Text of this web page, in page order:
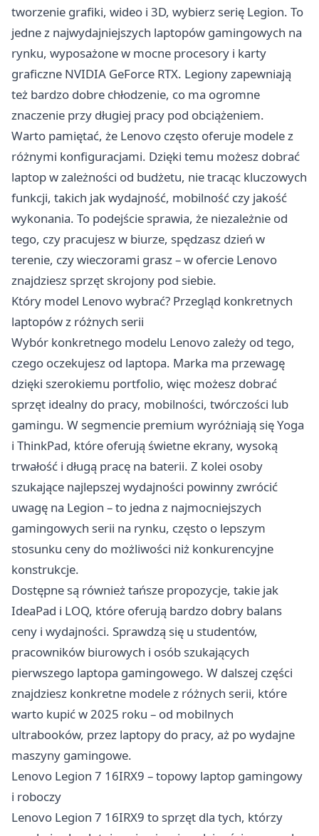
tworzenie grafiki, wideo i 3D, wybierz serię Legion. To
jedne z najwydajniejszych laptopów gamingowych na
rynku, wyposażone w mocne procesory i karty
graficzne NVIDIA GeForce RTX. Legiony zapewniają
też bardzo dobre chłodzenie, co ma ogromne
znaczenie przy długiej pracy pod obciążeniem.
Warto pamiętać, że Lenovo często oferuje modele z
różnymi konfiguracjami. Dzięki temu możesz dobrać
laptop w zależności od budżetu, nie tracąc kluczowych
funkcji, takich jak wydajność, mobilność czy jakość
wykonania. To podejście sprawia, że niezależnie od
tego, czy pracujesz w biurze, spędzasz dzień w
terenie, czy wieczorami grasz – w ofercie Lenovo
znajdziesz sprzęt skrojony pod siebie.
Który model Lenovo wybrać? Przegląd konkretnych
laptopów z różnych serii
Wybór konkretnego modelu Lenovo zależy od tego,
czego oczekujesz od laptopa. Marka ma przewagę
dzięki szerokiemu portfolio, więc możesz dobrać
sprzęt idealny do pracy, mobilności, twórczości lub
gamingu. W segmencie premium wyróżniają się Yoga
i ThinkPad, które oferują świetne ekrany, wysoką
trwałość i długą pracę na baterii. Z kolei osoby
szukające najlepszej wydajności powinny zwrócić
uwagę na Legion – to jedna z najmocniejszych
gamingowych serii na rynku, często o lepszym
stosunku ceny do możliwości niż konkurencyjne
konstrukcje.
Dostępne są również tańsze propozycje, takie jak
IdeaPad i LOQ, które oferują bardzo dobry balans
ceny i wydajności. Sprawdzą się u studentów,
pracowników biurowych i osób szukających
pierwszego laptopa gamingowego. W dalszej części
znajdziesz konkretne modele z różnych serii, które
warto kupić w 2025 roku – od mobilnych
ultrabooków, przez laptopy do pracy, aż po wydajne
maszyny gamingowe.
Lenovo Legion 7 16IRX9 – topowy laptop gamingowy
i roboczy
Lenovo Legion 7 16IRX9 to sprzęt dla tych, którzy